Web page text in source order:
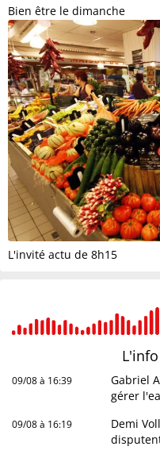
Bien être le dimanche
L'invité actu de 8h15
09/08 à 16:39
Gabriel
gérer
09/08 à 16:19
Demi